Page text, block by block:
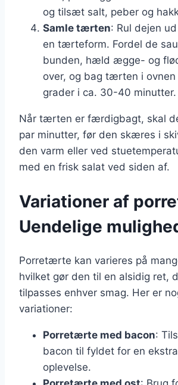
og tilsæt salt, peber og
Samle tærten: Rul dejen
en tærteform. Fordel de
bunden, hæld ægge- og
over, og bag tærten i ovnen
grader i ca. 30-40 minutter.
Når tærten er færdigbagt, skal
par minutter, før den skæres i
den varm eller ved
med en frisk salat ved siden af.
Variationer af
Uendelige
Porretærte kan varieres på
hvilket gør den til en alsidig ret,
tilpasses enhver smag. Her er
variationer:
Porretærte med bacon:
bacon til fyldet for en
oplevelse.